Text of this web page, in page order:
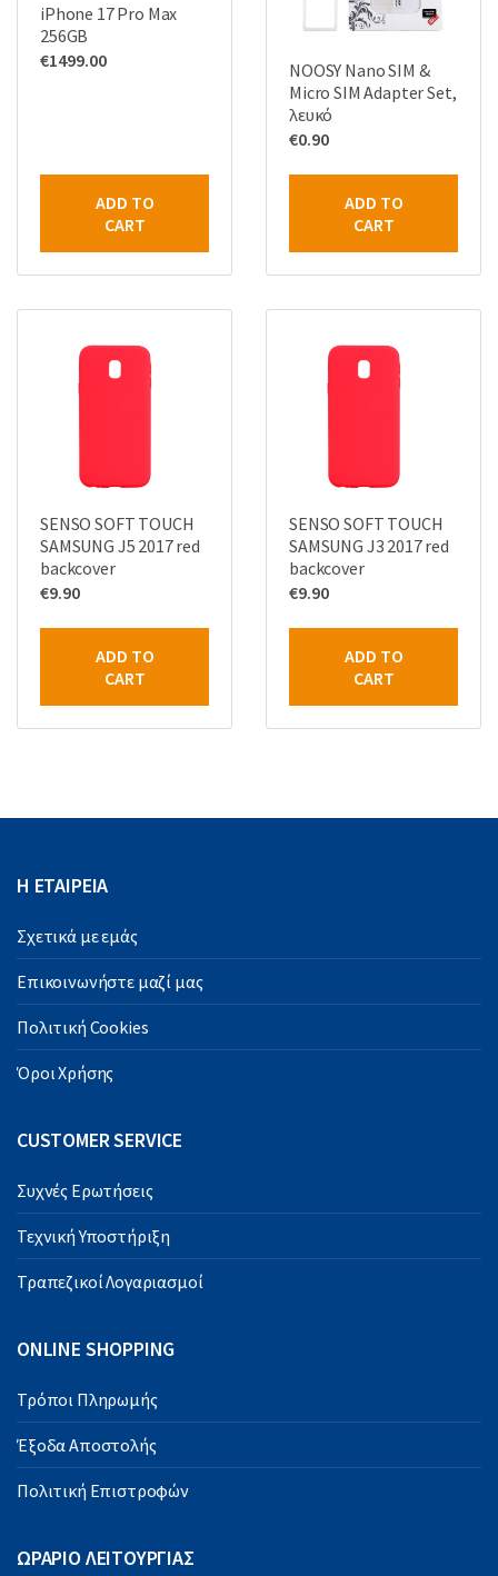
iPhone 17 Pro Max
256GB
€1499.00
ADD TO
CART
NOOSY Nano SIM &
Micro SIM Adapter Set,
λευκό
€0.90
ADD TO
CART
SENSO SOFT TOUCH
SAMSUNG J5 2017 red
backcover
€9.90
ADD TO
CART
SENSO SOFT TOUCH
SAMSUNG J3 2017 red
backcover
€9.90
ADD TO
CART
Η ΕΤΑΙΡΕΙΑ
Σχετικά με εμάς
Επικοινωνήστε μαζί μας
Πολιτική Cookies
Όροι Χρήσης
CUSTOMER SERVICE
Συχνές Ερωτήσεις
Τεχνική Υποστήριξη
Τραπεζικοί Λογαριασμοί
ONLINE SHOPPING
Τρόποι Πληρωμής
Έξοδα Αποστολής
Πολιτική Επιστροφών
ΩΡΑΡΙΟ ΛΕΙΤΟΥΡΓΙΑΣ